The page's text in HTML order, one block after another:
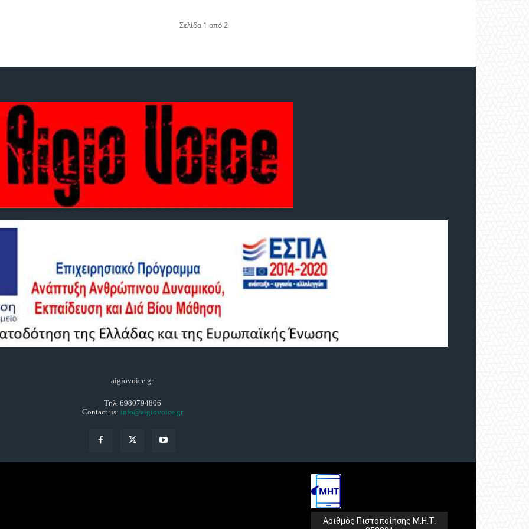
Σελίδα 1 από 2
aigiovoice.gr
Τηλ. 6980794806
Contact us: info@aigiovoice.gr
Αριθμός Πιστοποίησης Μ.Η.Τ.